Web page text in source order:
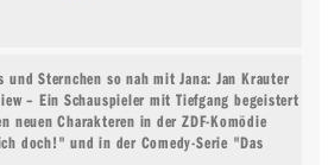
und Sternchen so nah mit Jana: Jan Krauter
– Ein Schauspieler mit Tiefgang begeistert
neuen Charakteren in der ZDF-Komödie
doch!" und in der Comedy-Serie "Das